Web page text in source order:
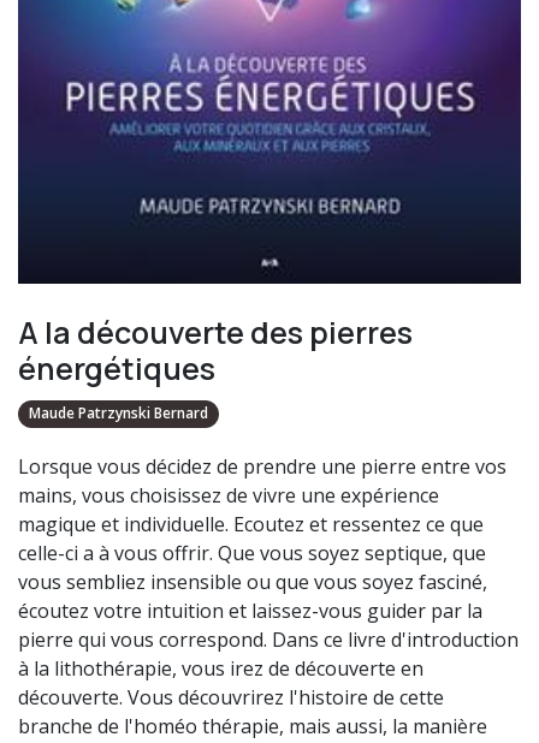
A la découverte des pierres
énergétiques
Maude Patrzynski Bernard
Lorsque vous décidez de prendre une pierre entre vos
mains, vous choisissez de vivre une expérience
magique et individuelle. Ecoutez et ressentez ce que
celle-ci a à vous offrir. Que vous soyez septique, que
vous sembliez insensible ou que vous soyez fasciné,
écoutez votre intuition et laissez-vous guider par la
pierre qui vous correspond. Dans ce livre d'introduction
à la lithothérapie, vous irez de découverte en
découverte. Vous découvrirez l'histoire de cette
branche de l'homéo thérapie, mais aussi, la manière